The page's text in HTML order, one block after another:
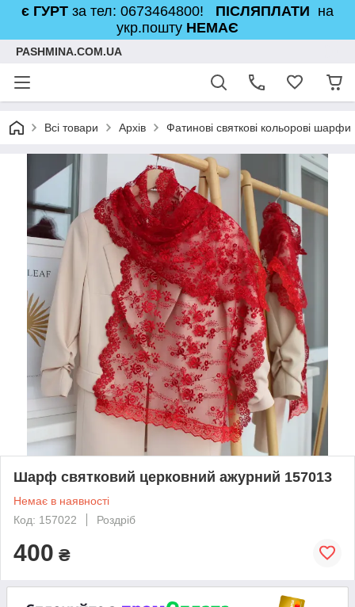
є ГУРТ за тел: 0673464800! ПІСЛЯПЛАТИ на
укр.пошту НЕМАЄ
PASHMINA.COM.UA
Всі товари Архів Фатинові святкові кольорові шарфи
Шарф святковий церковний ажурний 157013
Немає в наявності
Код: 157022
Роздріб
400 ₴